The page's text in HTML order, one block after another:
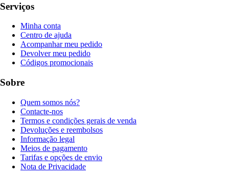
Serviços
Minha conta
Centro de ajuda
Acompanhar meu pedido
Devolver meu pedido
Códigos promocionais
Sobre
Quem somos nós?
Contacte-nos
Termos e condições gerais de venda
Devoluções e reembolsos
Informação legal
Meios de pagamento
Tarifas e opções de envio
Nota de Privacidade